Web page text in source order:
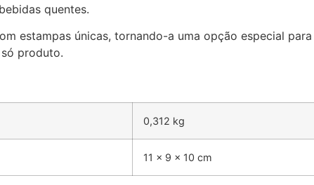
quentes.
estampas únicas, tornando-a uma opção especial
produto.
0,312 kg
11 × 9 × 10 cm